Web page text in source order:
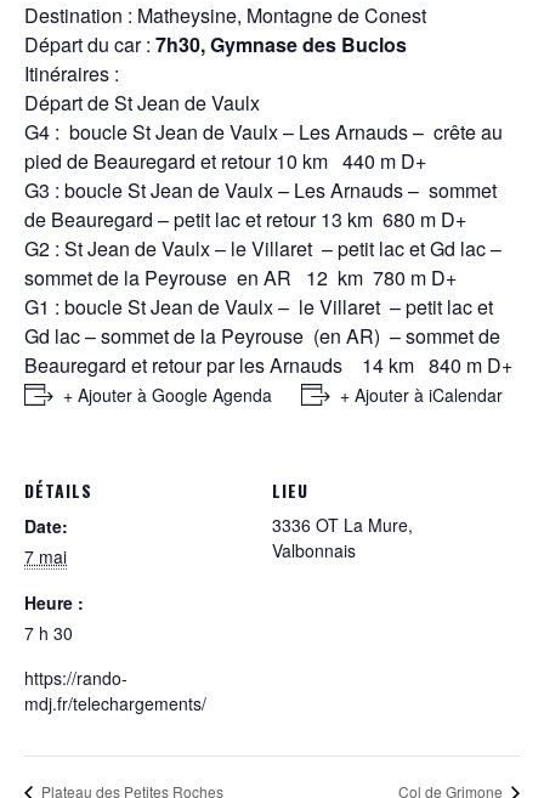
Destination : Matheysine, Montagne de Conest
Départ du car : 7h30, Gymnase des Buclos
Itinéraires :
Départ de St Jean de Vaulx
G4 : boucle St Jean de Vaulx – Les Arnauds – crête au
pied de Beauregard et retour 10 km 440 m D+
G3 : boucle St Jean de Vaulx – Les Arnauds – sommet
de Beauregard – petit lac et retour 13 km 680 m D+
G2 : St Jean de Vaulx – le Villaret – petit lac et Gd lac –
sommet de la Peyrouse en AR 12 km 780 m D+
G1 : boucle St Jean de Vaulx – le Villaret – petit lac et
Gd lac – sommet de la Peyrouse (en AR) – sommet de
Beauregard et retour par les Arnauds 14 km 840 m D+
+ Ajouter à Google Agenda + Ajouter à iCalendar
DÉTAILS
Date:
7 mai
Heure :
7 h 30
https://rando-
mdj.fr/telechargements/
LIEU
3336 OT La Mure,
Valbonnais
Plateau des Petites Roches Col de Grimone